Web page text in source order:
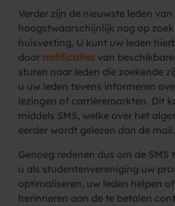
Verder zijn de nieuwste leden
hoogstwaarschijnlijk nog op zoek
huisvesting. U kunt uw leden
door notificaties van
sturen naar leden die zoekende
u uw leden tevens informeren
lezingen of carrièremarkten. Dit
middels SMS, welke over het
eerder wordt gelezen dan de mail.
Genoeg redenen dus om de SMS
u als studentenvereniging uw
optimaliseren, uw leden helpen
herinneren aan de te betalen